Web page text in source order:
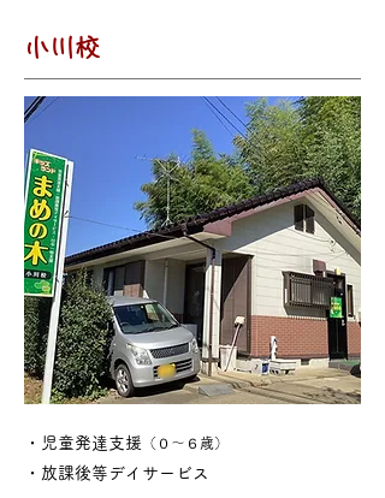
​小川校
・児童発達支援 （０～６歳）
・放課後等デイサービス